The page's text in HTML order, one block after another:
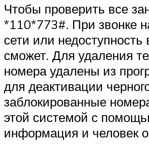
Чтобы проверить все
*110*773#. При звонке
сети или
сможет. Для удаления
номера удалены из
для деактивации
заблокированные
этой системой с
информация и человек